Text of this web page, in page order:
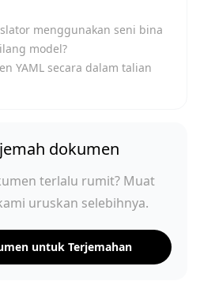
menggunakan seni bina
model?
YAML secara dalam talian
dokumen
terlalu rumit? Muat
uruskan selebihnya.
untuk Terjemahan